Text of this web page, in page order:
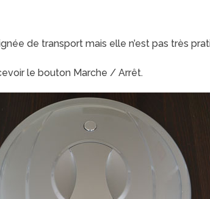
de transport mais elle n’est pas très
le bouton Marche / Arrêt.